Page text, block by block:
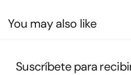
You may also like
Suscríbete para